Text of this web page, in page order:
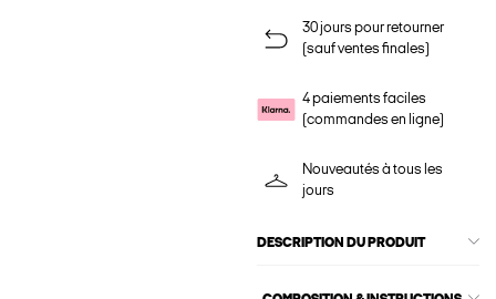
30 jours pour retourner
(sauf ventes finales)
4 paiements faciles
(commandes en ligne)
Nouveautés à tous les
jours
DESCRIPTION DU PRODUIT